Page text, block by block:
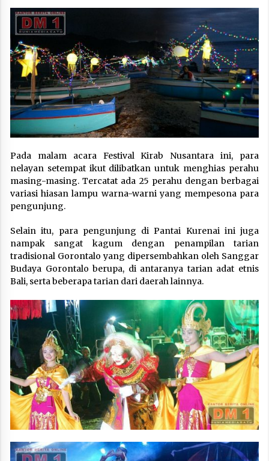
Pada malam acara Festival Kirab Nusantara ini, para
nelayan setempat ikut dilibatkan untuk menghias perahu
masing-masing. Tercatat ada 25 perahu dengan berbagai
variasi hiasan lampu warna-warni yang mempesona para
pengunjung.
Selain itu, para pengunjung di Pantai Kurenai ini juga
nampak sangat kagum dengan penampilan tarian
tradisional Gorontalo yang dipersembahkan oleh Sanggar
Budaya Gorontalo berupa, di antaranya tarian adat etnis
Bali, serta beberapa tarian dari daerah lainnya.